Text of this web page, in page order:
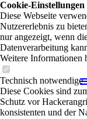
Cookie-Einstellungen
Diese Webseite
Nutzererlebnis zu
nur angezeigt, wenn
Datenverarbeitung
Weitere Informationen
Technisch notwendige
Diese Cookies sind
Schutz vor
konsistenten und der